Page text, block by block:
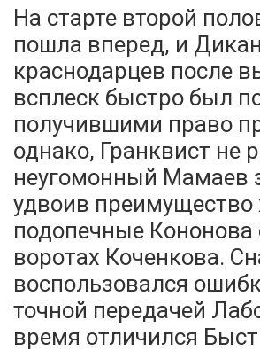
На старте второй
пошла вперед, и
краснодарцев после
всплеск быстро был
получившими право
однако, Гранквист не
неугомонный Мамаев
удвоив преимущество
подопечные
воротах Коченкова.
воспользовался
точной передачей
время отличился